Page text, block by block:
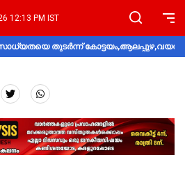
12:13 PM IST
തുടർന്ന്